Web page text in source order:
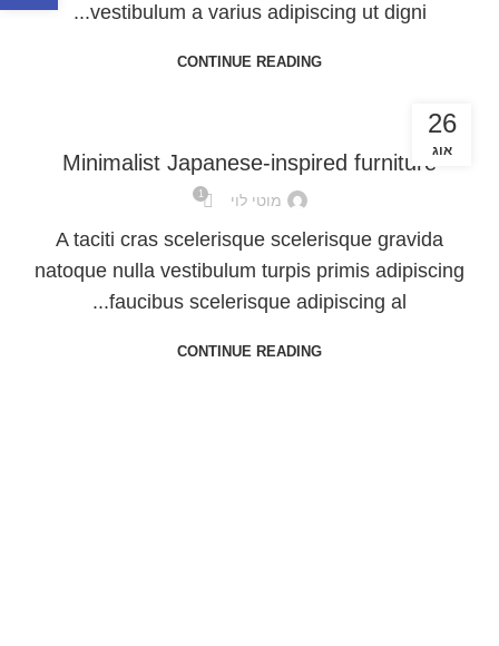
vestibulum a varius adipiscing ut digni...
CONTINUE READING
26
אוגMinimalist Japanese-inspired furniture
מוטי לוי 1
A taciti cras scelerisque scelerisque gravida
natoque nulla vestibulum turpis primis adipiscing
faucibus scelerisque adipiscing al...
CONTINUE READING